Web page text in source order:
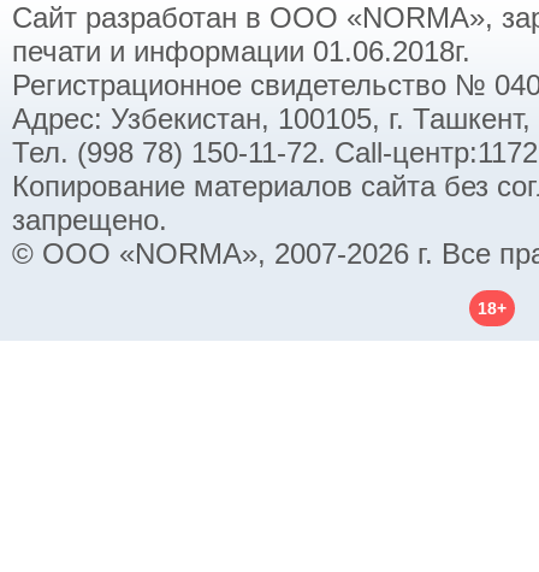
Сайт разработан в ООО «NORMA»,
печати и информации 01.06.2018г.
Регистрационное свидетельство №
Адрес: Узбекистан, 100105, г.
Тел. (998 78) 150-11-72. Call-
Копирование материалов сайта без
запрещено.
© ООО «NORMA», 2007-2026 г. Все
18+